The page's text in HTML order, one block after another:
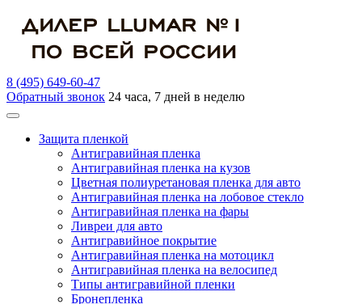
8 (495) 649-60-47
Обратный звонок 24 часа, 7 дней в неделю
Защита пленкой
Антигравийная пленка
Антигравийная пленка на кузов
Цветная полиуретановая пленка для авто
Антигравийная пленка на лобовое стекло
Антигравийная пленка на фары
Ливреи для авто
Антигравийное покрытие
Антигравийная пленка на мотоцикл
Антигравийная пленка на велосипед
Типы антигравийной пленки
Бронепленка